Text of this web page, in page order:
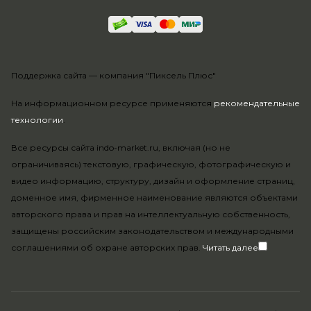
На информационном ресурсе применяются рекомендательные
технологии.
Все ресурсы сайта indo-market.ru, включая (но не
ограничиваясь) текстовую, графическую, фотографическую и
видео информацию, структуру, дизайн и оформление страниц,
доменное имя, фирменное наименование являются объектами
авторского права и прав на интеллектуальную собственность,
защищены российским законодательством и международными
соглашениями об охране авторских прав. Читать далее
Поддержка сайта — компания "Пиксель Плюс"